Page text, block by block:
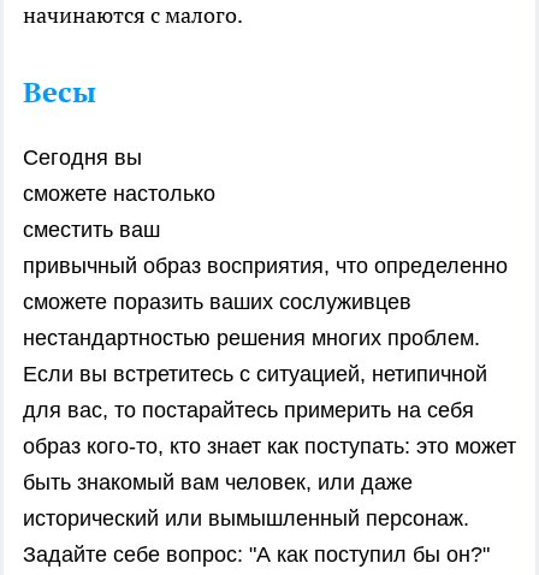
начинаются с малого.
Весы
Сегодня вы
сможете настолько
сместить ваш
привычный образ восприятия, что определенно
сможете поразить ваших сослуживцев
нестандартностью решения многих проблем.
Если вы встретитесь с ситуацией, нетипичной
для вас, то постарайтесь примерить на себя
образ кого-то, кто знает как поступать: это может
быть знакомый вам человек, или даже
исторический или вымышленный персонаж.
Задайте себе вопрос: "А как поступил бы он?"